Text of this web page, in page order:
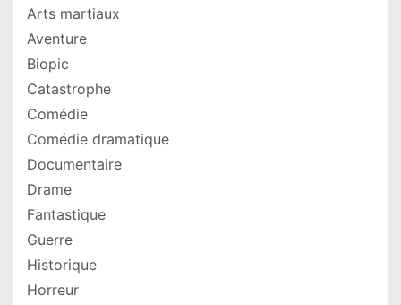
Arts martiaux
Aventure
Biopic
Catastrophe
Comédie
Comédie dramatique
Documentaire
Drame
Fantastique
Guerre
Historique
Horreur